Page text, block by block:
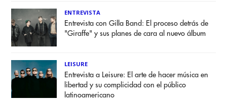
ENTREVISTA
Entrevista con Gilla Band: El proceso detrás de
"Giraffe" y sus planes de cara al nuevo álbum
LEISURE
Entrevista a Leisure: El arte de hacer música en
libertad y su complicidad con el público
latinoamericano